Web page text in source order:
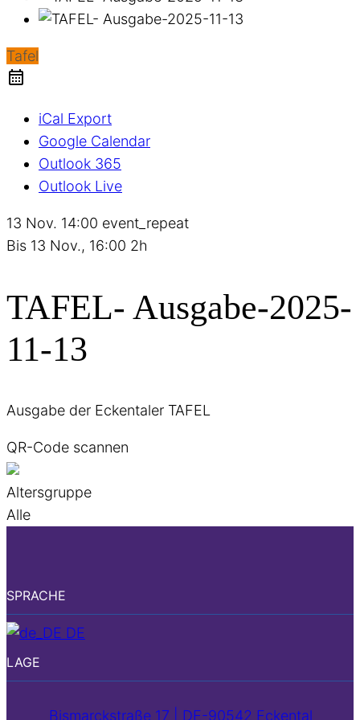
Tafel
iCal Export
Google Calendar
Outlook 365
Outlook Live
13 Nov. 14:00 event_repeat
Bis 13 Nov., 16:00 2h
TAFEL- Ausgabe-2025-
11-13
Ausgabe der Eckentaler TAFEL
QR-Code scannen
Altersgruppe
Alle
SPRACHE
DE
LAGE
Bismarckstraße 17 | DE-90542 Eckental